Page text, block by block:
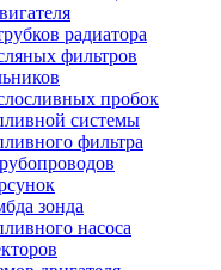
радиатора
фильтров
пробок
системы
фильтра
зонда
насоса